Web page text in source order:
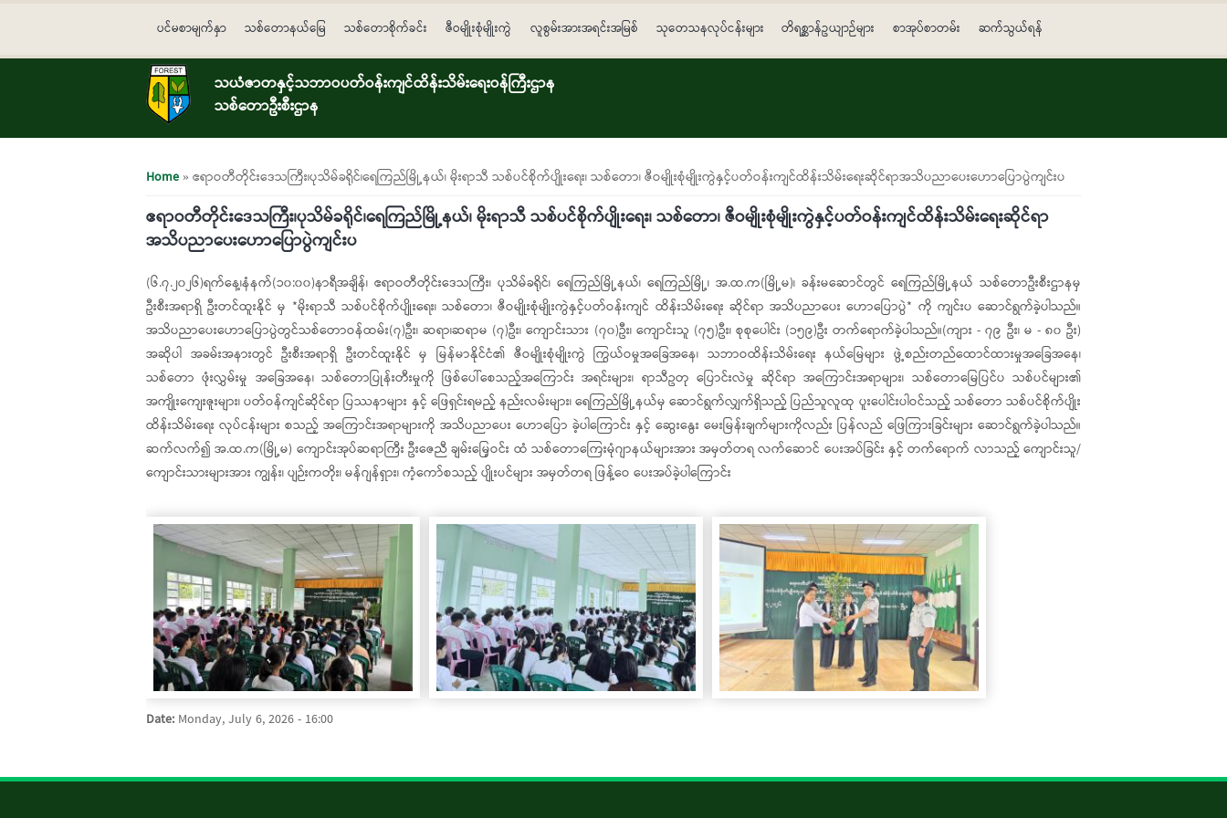
ပင်မစာမျက်နှာ သစ်တောနယ်မြေ သစ်တောစိုက်ခင်း ဇီဝမျိုးစုံမျိုးကွဲ လူစွမ်းအားအရင်းအမြစ် သုတေသနလုပ်ငန်းများ တိရစ္ဆာန်ဥယျာဉ်များ စာအုပ်စာတမ်း ဆက်သွယ်ရန်
သယံဇာတနှင့်သဘာဝပတ်ဝန်းကျင်ထိန်းသိမ်းရေးဝန်ကြီးဌာန
သစ်တောဦးစီးဌာန
You are here
Home» ဧရာဝတီတိုင်းဒေသကြီး၊ပုသိမ်ခရိုင်၊ရေကြည်မြို့နယ်၊ မိုးရာသီ သစ်ပင်စိုက်ပျိုးရေး၊ သစ်တော၊ ဇီဝမျိုးစုံမျိုးကွဲနှင့်ပတ်ဝန်းကျင်ထိန်းသိမ်းရေးဆိုင်ရာအသိပညာပေးဟောပြောပွဲကျင်းပ
ဧရာဝတီတိုင်းဒေသကြီး၊ပုသိမ်ခရိုင်၊ရေကြည်မြို့နယ်၊ မိုးရာသီ သစ်ပင်စိုက်ပျိုးရေး၊ သစ်တော၊ ဇီဝမျိုးစုံမျိုးကွဲနှင့်ပတ်ဝန်းကျင်ထိန်းသိမ်းရေးဆိုင်ရာ
အသိပညာပေးဟောပြောပွဲကျင်းပ
(၆.၇.၂၀၂၆)ရက်နေ့၊နံနက်(၁၀:၀၀)နာရီအချိန်၊ ဧရာဝတီတိုင်းဒေသကြီး၊ ပုသိမ်ခရိုင်၊ ရေကြည်မြို့နယ်၊ ရေကြည်မြို့၊ အ.ထ.က(မြို့မ)၊ ခန်းမဆောင်တွင် ရေကြည်မြို့နယ် သစ်တောဦးစီးဌာနမှ
ဦးစီးအရာရှိ ဦးတင်ထူးနိုင် မှ *မိုးရာသီ သစ်ပင်စိုက်ပျိုးရေး၊ သစ်တော၊ ဇီဝမျိုးစုံမျိုးကွဲနှင့်ပတ်ဝန်းကျင် ထိန်းသိမ်းရေး ဆိုင်ရာ အသိပညာပေး ဟောပြောပွဲ* ကို ကျင်းပ ဆောင်ရွက်ခဲ့ပါသည်။
အသိပညာပေးဟောပြောပွဲတွင်သစ်တောဝန်ထမ်း(၇)ဦး၊ ဆရာ၊ဆရာမ (၇)ဦး၊ ကျောင်းသား (၇၀)ဦး၊ ကျောင်းသူ (၇၅)ဦး၊ စုစုပေါင်း (၁၅၉)ဦး တက်ရောက်ခဲ့ပါသည်။(ကျား - ၇၉ ဦး၊ မ - ၈၀ ဦး)
အဆိုပါ အခမ်းအနားတွင် ဦးစီးအရာရှိ ဦးတင်ထူးနိုင် မှ မြန်မာနိုင်ငံ၏ ဇီဝမျိုးစုံမျိုးကွဲ ကြွယ်ဝမှုအခြေအနေ၊ သဘာဝထိန်းသိမ်းရေး နယ်မြေများ ဖွဲ့စည်းတည်ထောင်ထားမှုအခြေအနေ၊
သစ်တော ဖုံးလွှမ်းမှု အခြေအနေ၊ သစ်တောပြုန်းတီးမှုကို ဖြစ်ပေါ်စေသည့်အကြောင်း အရင်းများ၊ ရာသီဥတု ပြောင်းလဲမှု ဆိုင်ရာ အကြောင်းအရာများ၊ သစ်တောမြေပြင်ပ သစ်ပင်များ၏
အကျိုးကျေးဇူးများ၊ ပတ်ဝန်ကျင်ဆိုင်ရာ ပြဿနာများ နှင့် ဖြေရှင်းရမည့် နည်းလမ်းများ၊ ရေကြည်မြို့နယ်မှ ဆောင်ရွက်လျှက်ရှိသည့် ပြည်သူလူထု ပူးပေါင်းပါဝင်သည့် သစ်တော သစ်ပင်စိုက်ပျိုး
ထိန်းသိမ်းရေး လုပ်ငန်းများ စသည့် အကြောင်းအရာများကို အသိပညာပေး ဟောပြော ခဲ့ပါကြောင်း နှင့် ဆွေးနွေး မေးမြန်းချက်များကိုလည်း ပြန်လည် ဖြေကြားခြင်းများ ဆောင်ရွက်ခဲ့ပါသည်။
ဆက်လက်၍ အ.ထ.က(မြို့မ) ကျောင်းအုပ်ဆရာကြီး ဦးဇေညီ ချမ်းမြေ့ဝင်း ထံ သစ်တောကြေးမုံဂျာနယ်များအား အမှတ်တရ လက်ဆောင် ပေးအပ်ခြင်း နှင့် တက်ရောက် လာသည့် ကျောင်းသူ/
ကျောင်းသားများအား ကျွန်း၊ ပျဉ်းကတိုး၊ မန်ဂျန်ရှား၊ ကံ့ကော်စသည့် ပျိုးပင်များ အမှတ်တရ ဖြန့်ဝေ ပေးအပ်ခဲ့ပါကြောင်း
Date: Monday, July 6, 2026 - 16:00